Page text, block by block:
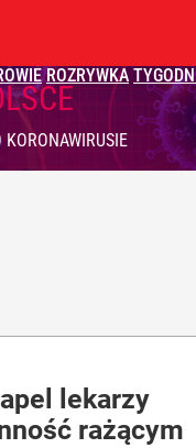
ROZRYWKA
lekarzy
rażącym